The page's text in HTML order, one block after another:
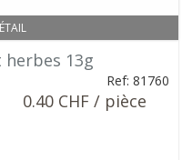
herbes 13g
Ref: 81760
0.40 CHF / pièce